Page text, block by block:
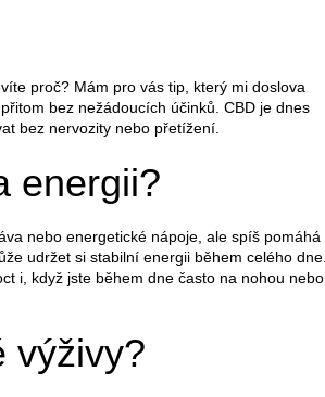
proč? Mám pro vás tip, který mi doslova
bez nežádoucích účinků. CBD je dnes
bez nervozity nebo přetížení.
energii?
nebo energetické nápoje, ale spíš pomáhá
udržet si stabilní energii během celého dne.
i, když jste během dne často na nohou nebo
výživy?